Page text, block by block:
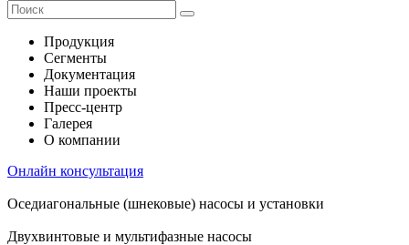
Продукция
Сегменты
Документация
Наши проекты
Пресс-центр
Галерея
О компании
Онлайн консультация
Оседиагональные (шнековые) насосы и установки
Двухвинтовые и мультифазные насосы